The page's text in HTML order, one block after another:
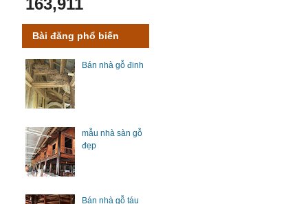
Bài đăng phổ biến
Bán nhà gỗ đinh
mẫu nhà sàn gỗ
đẹp
Bán nhà gỗ táu